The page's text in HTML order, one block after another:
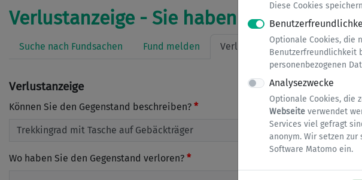
Diese Cookies speichern
Optionale Cookies, die
Benutzerfreundlichkeit
personenbezogenen
Analysezwecke
Optionale Cookies, die
Webseite verwendet
Services viel gefragt
anonym. Wir setzen
Software Matomo ein.
Verlustanzeige - Sie haben etwas
Suche nach Fundsachen Fund melden Verlust melden
Verlustanzeige
Können Sie den Gegenstand beschreiben?
Wo haben Sie den Gegenstand verloren?